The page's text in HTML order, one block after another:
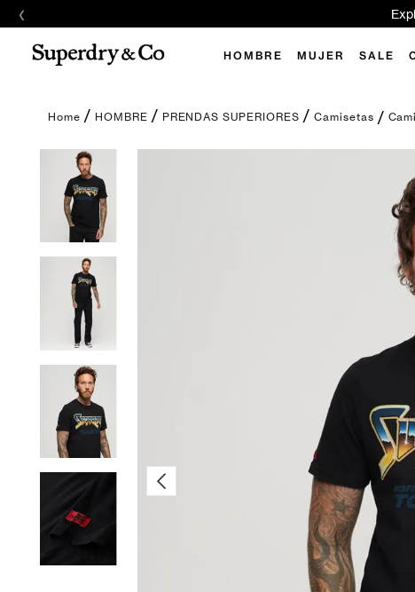
‹
HOMBRE MUJER SALE
HOMBRE PRENDAS SUPERIORES Camisetas